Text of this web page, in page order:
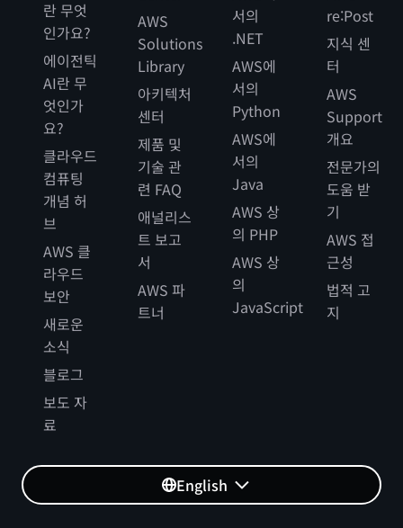
란 무엇
인가요?
에이전틱
AI란 무
엇인가
요?
클라우드
컴퓨팅
개념 허
브
AWS 클
라우드
보안
새로운
소식
블로그
보도 자
료
AWS
Solutions
Library
아키텍처
센터
제품 및
기술 관
련 FAQ
애널리스
트 보고
서
AWS 파
트너
서의
.NET
AWS에
서의
Python
AWS에
서의
Java
AWS 상
의 PHP
AWS 상
의
JavaScript
re:Post
지식 센
터
AWS
Support
개요
전문가의
도움 받
기
AWS 접
근성
법적 고
지
English